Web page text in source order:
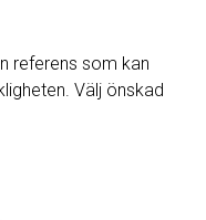
referens som kan
Välj önskad